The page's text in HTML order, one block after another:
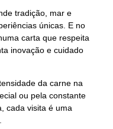
tradição, mar e
únicas. E no
carta que respeita
inovação e cuidado
da carne na
ou pela constante
cada visita é uma